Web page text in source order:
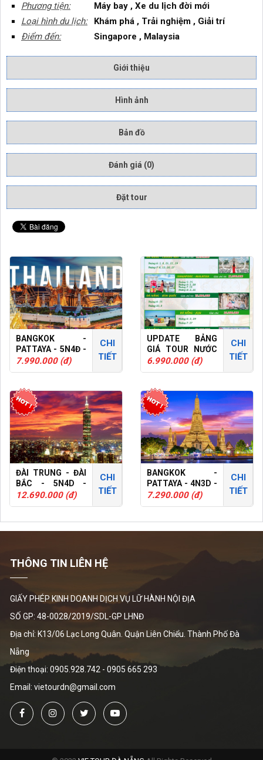
Phương tiện:
Máy bay , Xe du lịch đời mới
Loại hình du lịch:
Khám phá , Trải nghiệm , Giải trí
Điểm đến:
Singapore , Malaysia
Giới thiệu
Hình ảnh
Bản đồ
Đánh giá (0)
Đặt tour
BANGKOK -
PATTAYA - 5N4Đ -
TOUR GHÉP
7.990.000 (đ)
CHI
TIẾT
UPDATE BẢNG
GIÁ TOUR NƯỚC
NGOÀI T6
6.990.000 (đ)
CHI
TIẾT
ĐÀI TRUNG - ĐÀI
BẮC - 5N4D -
TOUR GHÉP
12.690.000 (đ)
CHI
TIẾT
BANGKOK -
PATTAYA - 4N3D -
TOUR GHÉP
7.290.000 (đ)
CHI
TIẾT
THÔNG TIN LIÊN HỆ
GIẤY PHÉP KINH DOANH DỊCH VỤ LỮ HÀNH NỘI ĐỊA
SỐ GP: 48-0028/2019/SDL-GP LHNĐ
Địa chỉ: K13/06 Lạc Long Quân. Quận Liên Chiểu. Thành Phố Đà
Nẵng
Điện thoại: 0905.928.742 - 0905 665 293
Email: vietourdn@gmail.com